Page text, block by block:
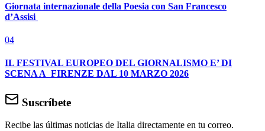
Giornata internazionale della Poesia con San Francesco
d’Assisi
04
IL FESTIVAL EUROPEO DEL GIORNALISMO E’ DI
SCENA A FIRENZE DAL 10 MARZO 2026
Suscríbete
Recibe las últimas noticias de Italia directamente en tu correo.